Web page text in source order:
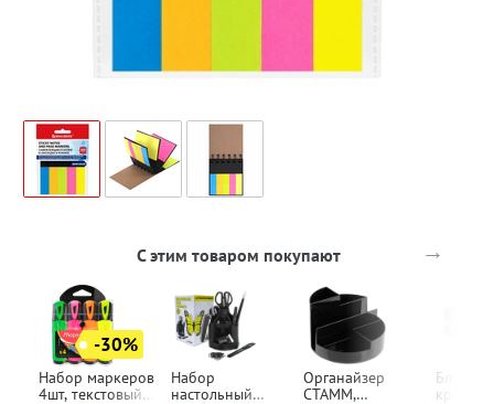
С этим товаром покупают →
-30%
Набор маркеров
4шт, текстовый,
Набор
настольный
Органайзер
СТАММ,
Блок с
краем